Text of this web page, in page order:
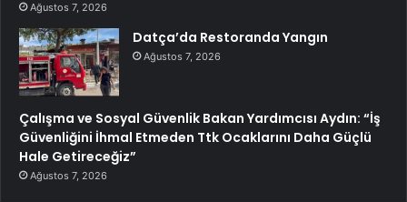
Ağustos 7, 2026
Datça’da Restoranda Yangın
Ağustos 7, 2026
Çalışma ve Sosyal Güvenlik Bakan Yardımcısı Aydın: “İş
Güvenliğini İhmal Etmeden Ttk Ocaklarını Daha Güçlü
Hale Getireceğiz”
Ağustos 7, 2026